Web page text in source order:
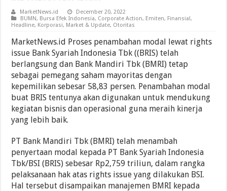
MarketNews.id
December 20, 2022
BUMN, Bursa Efek Indonesia, Corporate Action, Emiten, Finansial,
Headline, Korporasi, Market & Update, Otoritas
MarketNews.id Proses penambahan modal lewat rights
issue Bank Syariah Indonesia Tbk ((BRIS) telah
berlangsung dan Bank Mandiri Tbk (BMRI) tetap
sebagai pemegang saham mayoritas dengan
kepemilikan sebesar 58,83 persen. Penambahan modal
buat BRIS tentunya akan digunakan untuk mendukung
kegiatan bisnis dan operasional guna meraih kinerja
yang lebih baik.
PT Bank Mandiri Tbk (BMRI) telah menambah
penyertaan modal kepada PT Bank Syariah Indonesia
Tbk/BSI (BRIS) sebesar Rp2,759 triliun, dalam rangka
pelaksanaan hak atas rights issue yang dilakukan BSI.
Hal tersebut disampaikan manajemen BMRI kepada